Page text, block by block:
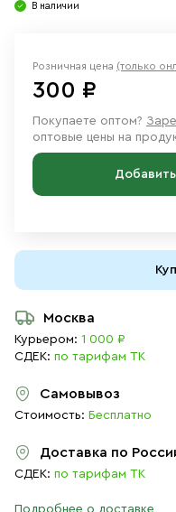
В наличии
Розничная цена (только
300 ₽
Покупаете оптом?
оптовые цены на
Москва
Курьером: 1 000 ₽
СДЕК: по тарифам ТК
Самовывоз
Стоимость: Бесплатно
Доставка по
СДЕК: по тарифам ТК
Подробнее о доставке